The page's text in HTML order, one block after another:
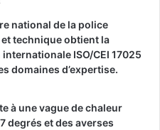
national de la police
technique obtient la
ISO/CEI 17025
domaines d’expertise.
à une vague de chaleur
degrés et des averses